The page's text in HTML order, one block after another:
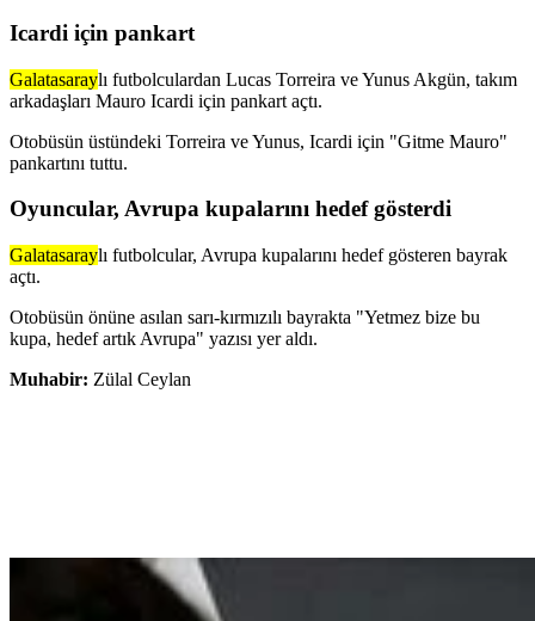
Icardi için pankart
Galatasaraylı futbolculardan Lucas Torreira ve Yunus Akgün, takım
arkadaşları Mauro Icardi için pankart açtı.
Otobüsün üstündeki Torreira ve Yunus, Icardi için "Gitme Mauro"
pankartını tuttu.
Oyuncular, Avrupa kupalarını hedef gösterdi
Galatasaraylı futbolcular, Avrupa kupalarını hedef gösteren bayrak
açtı.
Otobüsün önüne asılan sarı-kırmızılı bayrakta "Yetmez bize bu
kupa, hedef artık Avrupa" yazısı yer aldı.
Muhabir: Zülal Ceylan